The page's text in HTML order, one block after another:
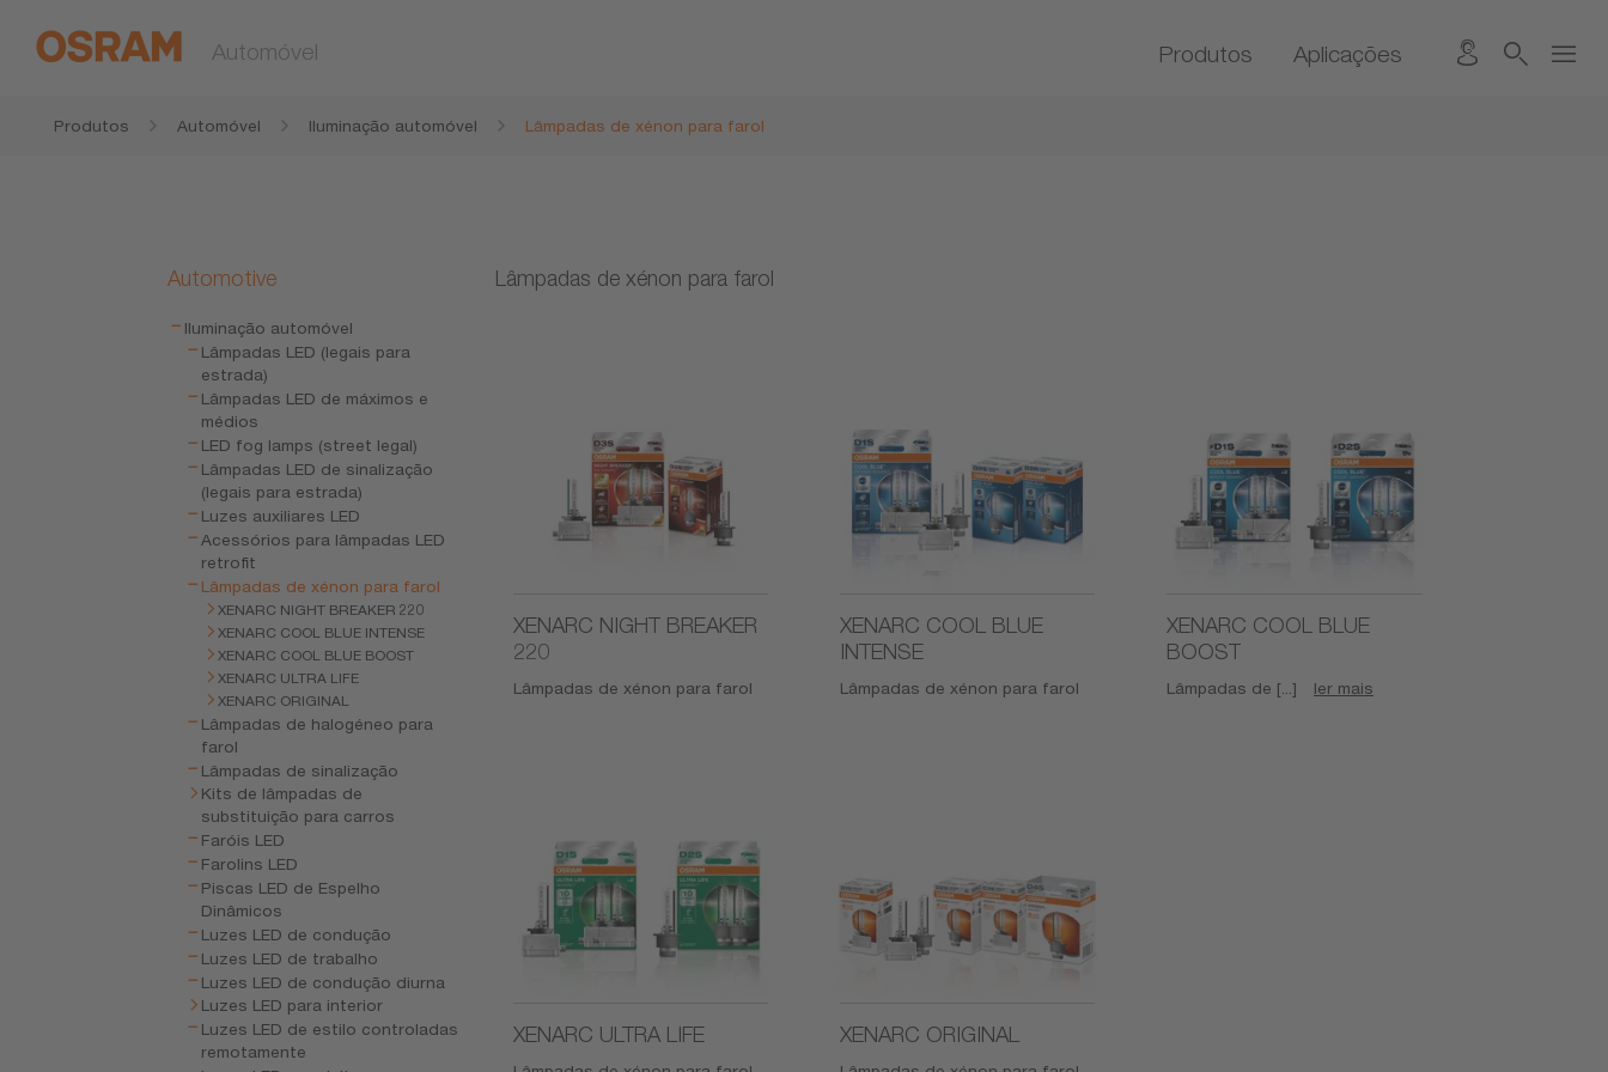
Automóvel Produtos Aplicações
Produtos Automóvel Iluminação automóvel Lâmpadas de xénon para farol
Automotive
Iluminação automóvel
Lâmpadas LED (legais para
estrada)
Lâmpadas LED de máximos e
médios
LED fog lamps (street legal)
Lâmpadas LED de sinalização
(legais para estrada)
Luzes auxiliares LED
Acessórios para lâmpadas LED
retrofit
Lâmpadas de xénon para farol
XENARC NIGHT BREAKER 220
XENARC COOL BLUE INTENSE
XENARC COOL BLUE BOOST
XENARC ULTRA LIFE
XENARC ORIGINAL
Lâmpadas de halogéneo para
farol
Lâmpadas de sinalização
Kits de lâmpadas de
substituição para carros
Faróis LED
Farolins LED
Piscas LED de Espelho
Dinâmicos
Luzes LED de condução
Luzes LED de trabalho
Luzes LED de condução diurna
Luzes LED para interior
Luzes LED de estilo controladas
remotamente
Lâmpadas de xénon para farol
XENARC NIGHT BREAKER
220
Lâmpadas de xénon para farol
XENARC COOL BLUE
INTENSE
Lâmpadas de xénon para farol
XENARC COOL BLUE
BOOST
Lâmpadas de [...] ler mais
XENARC ULTRA LIFE XENARC ORIGINAL